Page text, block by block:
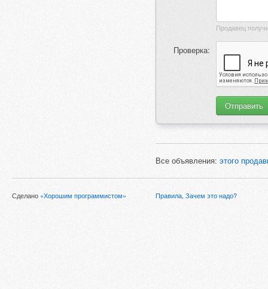
Проверка:
Все объявления: этого
Сделано «Хорошим программистом» Правила, Зачем это надо?